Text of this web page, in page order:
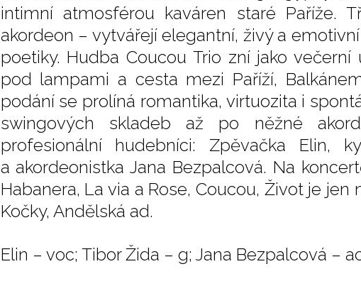
intimní atmosférou kaváren staré Paříže.
akordeon – vytvářejí elegantní, živý a
poetiky. Hudba Coucou Trio zní jako
pod lampami a cesta mezi Paříží,
podání se prolíná romantika, virtuozita i
swingových skladeb až po něžné
profesionální hudebníci: Zpěvačka Elin,
a akordeonistka Jana Bezpalcová. Na
Habanera, La via a Rose, Coucou, Život je
Kočky, Andělská ad.
Elin – voc; Tibor Žida – g; Jana Bezpalcová –